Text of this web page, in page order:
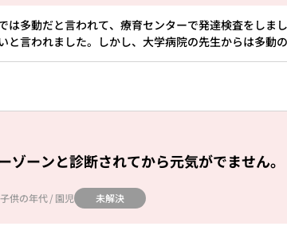
は多動だと言われて、療育センターで発達検査をしま
と言われました。しかし、大学病院の先生からは多動
ゾーンと診断されてから元気がでません。
子供の年代/ 園児 未解決